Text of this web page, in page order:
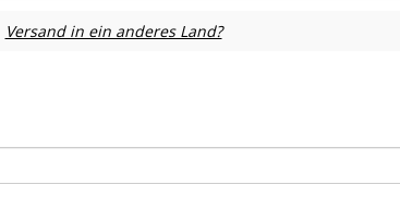
Versand in ein anderes Land?